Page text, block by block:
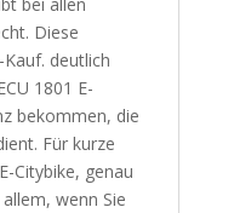
Diese
deutlich
1801 E-
bekommen, die
Für kurze
Citybike, genau
wenn Sie